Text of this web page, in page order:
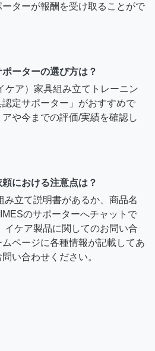
ターが報酬を受け取ることがで
ーターの選び方は？
ケア）家具組み立てトレーニン
定サポーター」がおすすめで
や今までの評価/実績を確認し
における注意点は？
み立て説明書があるか、商品名
のサポーターへチャットで
イケア製品に関してのお問い合
ページに各種情報が記載してあ
い合わせください。